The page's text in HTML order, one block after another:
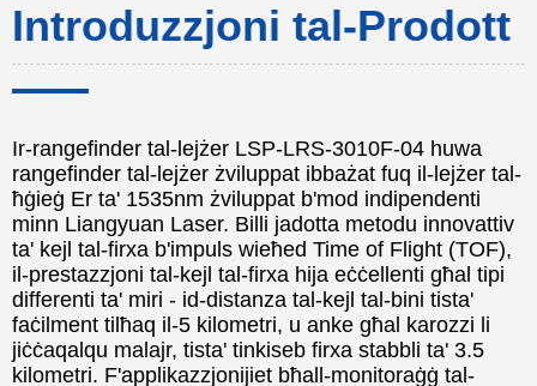
Introduzzjoni tal-Prodott
Ir-rangefinder tal-lejżer LSP-LRS-3010F-04 huwa
rangefinder tal-lejżer żviluppat ibbażat fuq il-lejżer tal-
ħġieġ Er ta' 1535nm żviluppat b'mod indipendenti
minn Liangyuan Laser. Billi jadotta metodu innovattiv
ta' kejl tal-firxa b'impuls wieħed Time of Flight (TOF),
il-prestazzjoni tal-kejl tal-firxa hija eċċellenti għal tipi
differenti ta' miri - id-distanza tal-kejl tal-bini tista'
faċilment tilħaq il-5 kilometri, u anke għal karozzi li
jiċċaqalqu malajr, tista' tinkiseb firxa stabbli ta' 3.5
kilometri. F'applikazzjonijiet bħall-monitoraġġ tal-